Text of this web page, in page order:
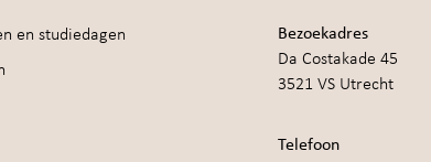
en studiedagen
Bezoekadres
Da Costakade 45
3521 VS Utrecht
Telefoon